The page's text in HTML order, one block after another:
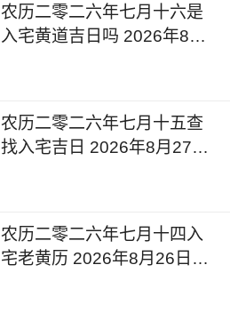
农历二零二六年七月十六是
入宅黄道吉日吗 2026年8月
农历二零二六年七月十五查
找入宅吉日 2026年8月27日
农历二零二六年七月十四入
宅老黄历 2026年8月26日黄